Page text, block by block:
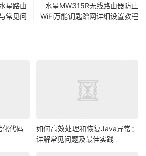
星路由
常见问
水星MW315R无线路由器防止
WiFi万能钥匙蹭网详细设置教程
化代码
如何高效处理和恢复Java异常：
详解常见问题及最佳实践